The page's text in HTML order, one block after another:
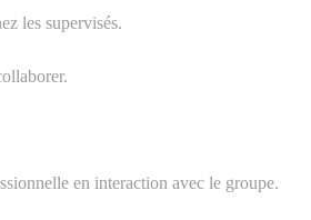
les supervisés.
en interaction avec le groupe.